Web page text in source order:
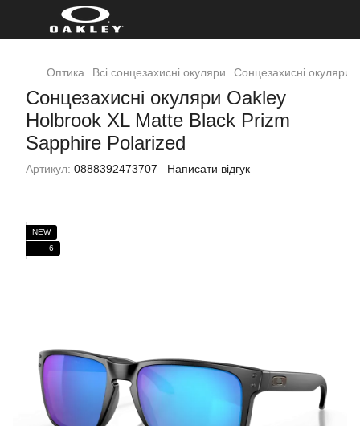
Оптика Всі сонцезахисні окуляри Cонцезахисні
Cонцезахисні окуляри Oakley
Holbrook XL Matte Black Prizm
Sapphire Polarized
Артикул: 0888392473707 Написати відгук
NEW
6